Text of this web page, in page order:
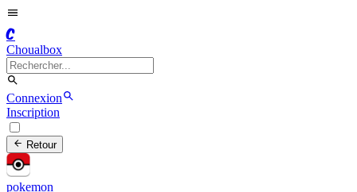
C
Choualbox
Connexion
Inscription
Retour
pokemon